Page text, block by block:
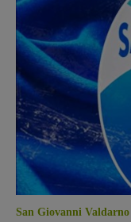
San Giovanni Valdarno